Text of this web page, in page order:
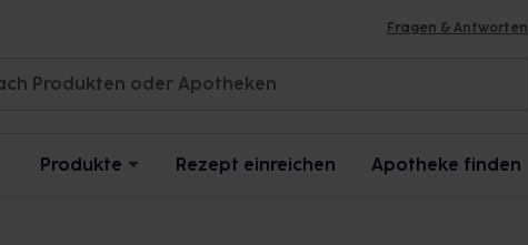
Fragen & Antworten
Produkte Rezept einreichen Apotheke finden